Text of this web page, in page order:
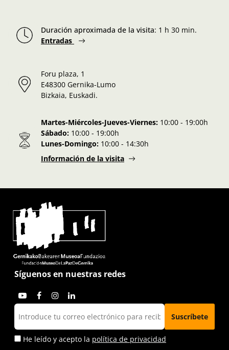
Duración aproximada de la visita: 1 h 30 min.
Entradas
Foru plaza, 1
E48300 Gernika-Lumo
Bizkaia, Euskadi.
Martes-Miércoles-Jueves-Viernes: 10:00 - 19:00h
Sábado: 10:00 - 19:00h
Lunes-Domingo: 10:00 - 14:30h
Información de la visita
Síguenos en nuestras redes
He leído y acepto la política de privacidad